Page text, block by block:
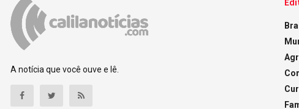
A notícia que você ouve e lê.